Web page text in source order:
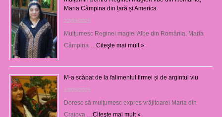
Maria Câmpina din țară și America
22/05/2025
Mulţumesc Reginei magiei Albe din România, Maria
Câmpina … Citeşte mai mult »
M-a scăpat de la falimentul firmei și de argintul viu
13/03/2025
Doresc să mulţumesc expres vrăjitoarei Maria din
Craiova … Citeşte mai mult »